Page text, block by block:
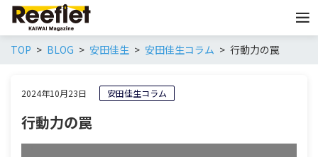
TOP BLOG 安田佳生 安田佳生コラム 行動力の罠
2024年10月23日 安田佳生コラム
行動力の罠